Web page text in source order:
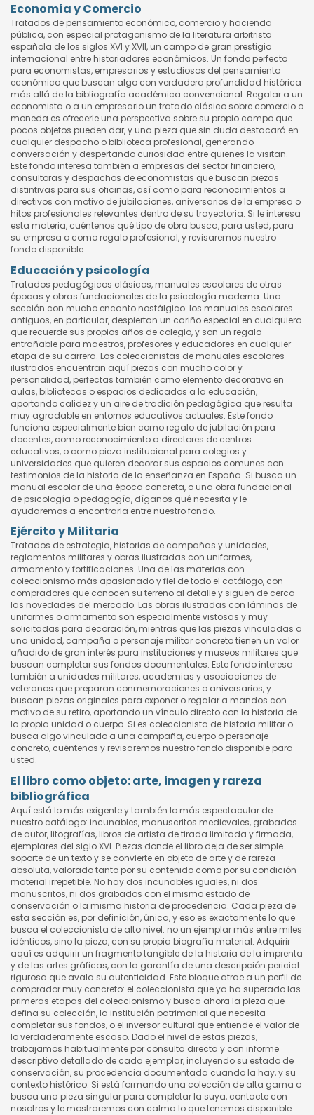
Economía y Comercio
Tratados de pensamiento económico, comercio y hacienda
pública, con especial protagonismo de la literatura arbitrista
española de los siglos XVI y XVII, un campo de gran prestigio
internacional entre historiadores económicos. Un fondo perfecto
para economistas, empresarios y estudiosos del pensamiento
económico que buscan algo con verdadera profundidad histórica
más allá de la bibliografía académica convencional. Regalar a un
economista o a un empresario un tratado clásico sobre comercio o
moneda es ofrecerle una perspectiva sobre su propio campo que
pocos objetos pueden dar, y una pieza que sin duda destacará en
cualquier despacho o biblioteca profesional, generando
conversación y despertando curiosidad entre quienes la visitan.
Este fondo interesa también a empresas del sector financiero,
consultoras y despachos de economistas que buscan piezas
distintivas para sus oficinas, así como para reconocimientos a
directivos con motivo de jubilaciones, aniversarios de la empresa o
hitos profesionales relevantes dentro de su trayectoria. Si le interesa
esta materia, cuéntenos qué tipo de obra busca, para usted, para
su empresa o como regalo profesional, y revisaremos nuestro
fondo disponible.
Educación y psicología
Tratados pedagógicos clásicos, manuales escolares de otras
épocas y obras fundacionales de la psicología moderna. Una
sección con mucho encanto nostálgico: los manuales escolares
antiguos, en particular, despiertan un cariño especial en cualquiera
que recuerde sus propios años de colegio, y son un regalo
entrañable para maestros, profesores y educadores en cualquier
etapa de su carrera. Los coleccionistas de manuales escolares
ilustrados encuentran aquí piezas con mucho color y
personalidad, perfectas también como elemento decorativo en
aulas, bibliotecas o espacios dedicados a la educación,
aportando calidez y un aire de tradición pedagógica que resulta
muy agradable en entornos educativos actuales. Este fondo
funciona especialmente bien como regalo de jubilación para
docentes, como reconocimiento a directores de centros
educativos, o como pieza institucional para colegios y
universidades que quieren decorar sus espacios comunes con
testimonios de la historia de la enseñanza en España. Si busca un
manual escolar de una época concreta, o una obra fundacional
de psicología o pedagogía, díganos qué necesita y le
ayudaremos a encontrarla entre nuestro fondo.
Ejército y Militaria
Tratados de estrategia, historias de campañas y unidades,
reglamentos militares y obras ilustradas con uniformes,
armamento y fortificaciones. Una de las materias con
coleccionismo más apasionado y fiel de todo el catálogo, con
compradores que conocen su terreno al detalle y siguen de cerca
las novedades del mercado. Las obras ilustradas con láminas de
uniformes o armamento son especialmente vistosas y muy
solicitadas para decoración, mientras que las piezas vinculadas a
una unidad, campaña o personaje militar concreto tienen un valor
añadido de gran interés para instituciones y museos militares que
buscan completar sus fondos documentales. Este fondo interesa
también a unidades militares, academias y asociaciones de
veteranos que preparan conmemoraciones o aniversarios, y
buscan piezas originales para exponer o regalar a mandos con
motivo de su retiro, aportando un vínculo directo con la historia de
la propia unidad o cuerpo. Si es coleccionista de historia militar o
busca algo vinculado a una campaña, cuerpo o personaje
concreto, cuéntenos y revisaremos nuestro fondo disponible para
usted.
El libro como objeto: arte, imagen y rareza
bibliográfica
Aquí está lo más exigente y también lo más espectacular de
nuestro catálogo: incunables, manuscritos medievales, grabados
de autor, litografías, libros de artista de tirada limitada y firmada,
ejemplares del siglo XVI. Piezas donde el libro deja de ser simple
soporte de un texto y se convierte en objeto de arte y de rareza
absoluta, valorado tanto por su contenido como por su condición
material irrepetible. No hay dos incunables iguales, ni dos
manuscritos, ni dos grabados con el mismo estado de
conservación o la misma historia de procedencia. Cada pieza de
esta sección es, por definición, única, y eso es exactamente lo que
busca el coleccionista de alto nivel: no un ejemplar más entre miles
idénticos, sino la pieza, con su propia biografía material. Adquirir
aquí es adquirir un fragmento tangible de la historia de la imprenta
y de las artes gráficas, con la garantía de una descripción pericial
rigurosa que avala su autenticidad. Este bloque atrae a un perfil de
comprador muy concreto: el coleccionista que ya ha superado las
primeras etapas del coleccionismo y busca ahora la pieza que
defina su colección, la institución patrimonial que necesita
completar sus fondos, o el inversor cultural que entiende el valor de
lo verdaderamente escaso. Dado el nivel de estas piezas,
trabajamos habitualmente por consulta directa y con informe
descriptivo detallado de cada ejemplar, incluyendo su estado de
conservación, su procedencia documentada cuando la hay, y su
contexto histórico. Si está formando una colección de alta gama o
busca una pieza singular para completar la suya, contacte con
nosotros y le mostraremos con calma lo que tenemos disponible.